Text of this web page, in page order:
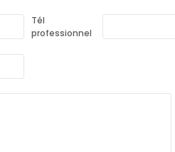
Tél
professionnel